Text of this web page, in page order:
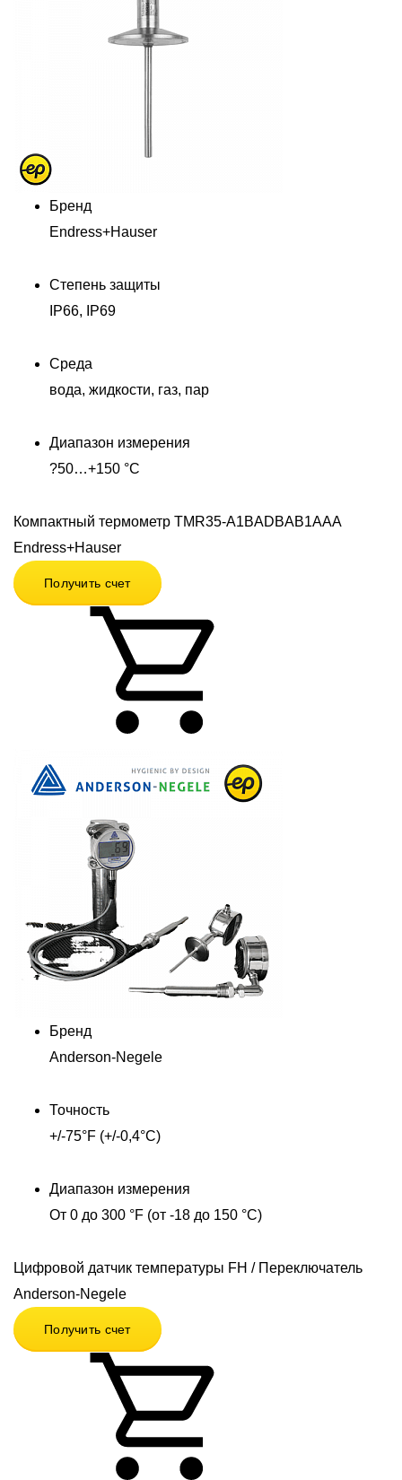
Бренд
Endress+Hauser
Степень защиты
IP66, IP69
Среда
вода, жидкости, газ, пар
Диапазон измерения
?50…+150 °C
Компактный термометр TMR35-A1BADBAB1AAA
Endress+Hauser
Получить счет
Бренд
Anderson-Negele
Точность
+/-75°F (+/-0,4°C)
Диапазон измерения
От 0 до 300 °F (от -18 до 150 °C)
Цифровой датчик температуры FH / Переключатель
Anderson-Negele
Получить счет